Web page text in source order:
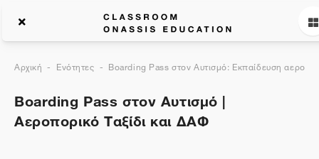
Αρχική Ενότητες Boarding Pass στον Αυτισμό: Εκπαίδευση
Boarding Pass στον Αυτισμό |
Αεροπορικό Ταξίδι και ΔΑΦ